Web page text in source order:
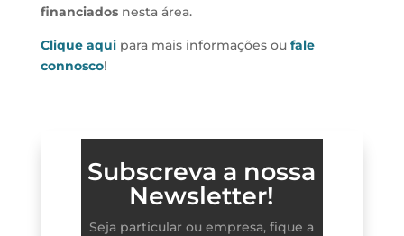
financiadosnesta área.
Clique aquipara mais informações ou fale
connosco!
Subscreva a nossa
Newsletter!
Seja particular ou empresa, fique a